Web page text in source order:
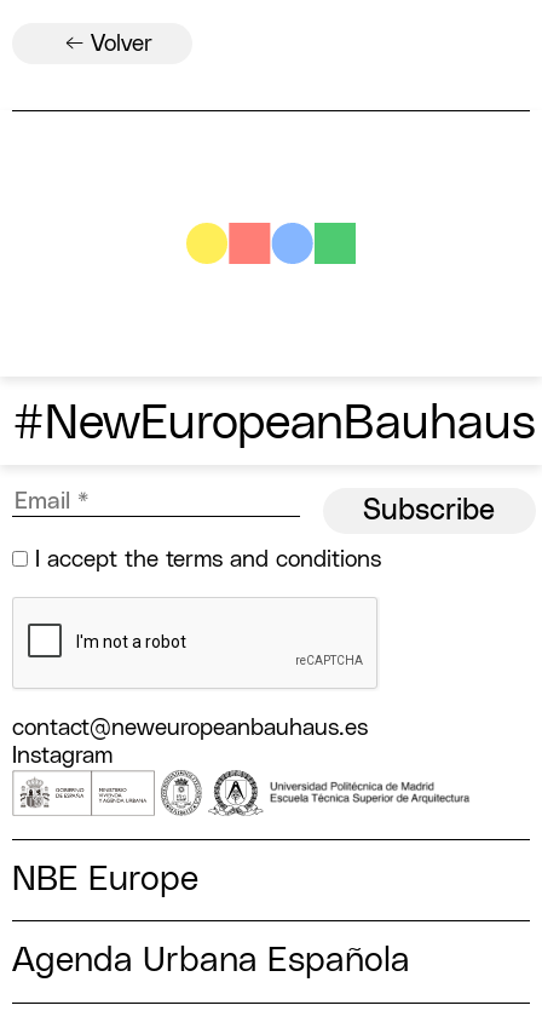
← Volver
#NewEuropeanBauhaus
I accept the terms and conditions
contact@neweuropeanbauhaus.es
Instagram
NBE Europe
Agenda Urbana Española